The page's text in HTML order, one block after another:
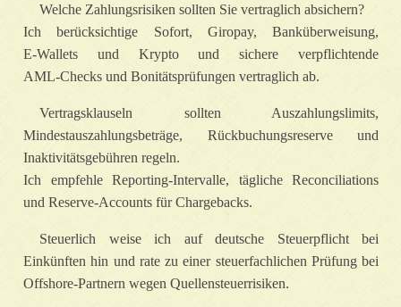
Welche Zahlungsrisiken sollten Sie vertraglich absichern?
Ich berücksichtige Sofort, Giropay, Banküberweisung,
E‑Wallets und Krypto und sichere verpflichtende
AML‑Checks und Bonitätsprüfungen vertraglich ab.
Vertragsklauseln sollten Auszahlungslimits,
Mindestauszahlungsbeträge, Rückbuchungsreserve und
Inaktivitätsgebühren regeln.
Ich empfehle Reporting‑Intervalle, tägliche Reconciliations
und Reserve‑Accounts für Chargebacks.
Steuerlich weise ich auf deutsche Steuerpflicht bei
Einkünften hin und rate zu einer steuerfachlichen Prüfung bei
Offshore‑Partnern wegen Quellensteuerrisiken.